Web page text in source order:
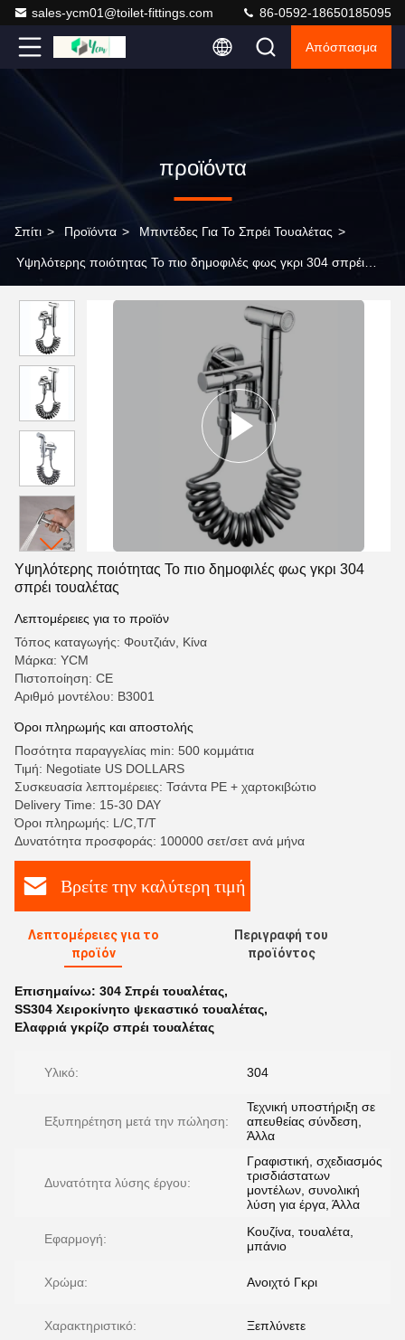
sales-ycm01@toilet-fittings.com 86-0592-18650185095
Απόσπασμα
προϊόντα
Σπίτι > Προϊόντα > Μπιντέδες Για Το Σπρέι Τουαλέτας >
Υψηλότερης ποιότητας Το πιο δημοφιλές φως γκρι 304 σπρέι
Υψηλότερης ποιότητας Το πιο δημοφιλές φως γκρι 304
σπρέι τουαλέτας
Λεπτομέρειες για το προϊόν
Τόπος καταγωγής: Φουτζιάν, Κίνα
Μάρκα: YCM
Πιστοποίηση: CE
Αριθμό μοντέλου: Β3001
Όροι πληρωμής και αποστολής
Ποσότητα παραγγελίας min: 500 κομμάτια
Τιμή: Negotiate US DOLLARS
Συσκευασία λεπτομέρειες: Τσάντα PE + χαρτοκιβώτιο
Delivery Time: 15-30 DAY
Όροι πληρωμής: L/C,T/T
Δυνατότητα προσφοράς: 100000 σετ/σετ ανά μήνα
Βρείτε την καλύτερη τιμή
Λεπτομέρειες για το
προϊόν
Περιγραφή του
προϊόντος
Επισημαίνω: 304 Σπρέι τουαλέτας,
SS304 Χειροκίνητο ψεκαστικό τουαλέτας,
Ελαφριά γκρίζο σπρέι τουαλέτας
Υλικό: 304
Εξυπηρέτηση μετά την πώληση:
Τεχνική υποστήριξη σε
απευθείας σύνδεση,
Άλλα
Δυνατότητα λύσης έργου:
Γραφιστική, σχεδιασμός
τρισδιάστατων
μοντέλων, συνολική
λύση για έργα, Άλλα
Εφαρμογή:
Κουζίνα, τουαλέτα,
μπάνιο
Χρώμα: Ανοιχτό Γκρι
Χαρακτηριστικό: Ξεπλύνετε